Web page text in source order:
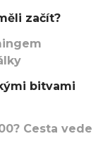
začít?
bitvami
Cesta vede